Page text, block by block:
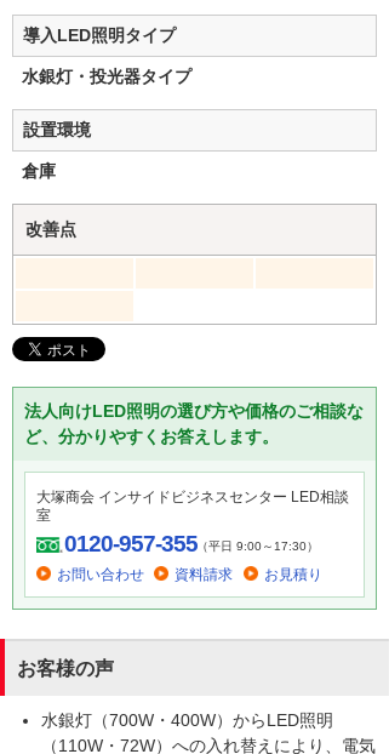
導入LED照明タイプ
水銀灯・投光器タイプ
設置環境
倉庫
改善点
法人向けLED照明の選び方や価格のご相談な
ど、分かりやすくお答えします。
大塚商会 インサイドビジネスセンター LED相談
室
0120-957-355（平日 9:00～17:30）
お問い合わせ 資料請求 お見積り
お客様の声
水銀灯（700W・400W）からLED照明
（110W・72W）への入れ替えにより、電気